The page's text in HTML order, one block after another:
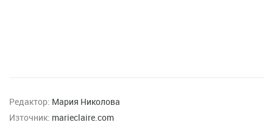
Редактор: Мария Николова
Източник: marieclaire.com